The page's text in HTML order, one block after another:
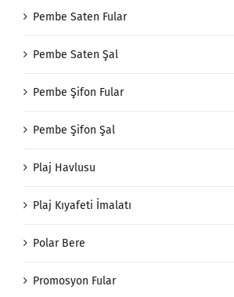
Pembe Saten Fular
Pembe Saten Şal
Pembe Şifon Fular
Pembe Şifon Şal
Plaj Havlusu
Plaj Kıyafeti İmalatı
Polar Bere
Promosyon Fular